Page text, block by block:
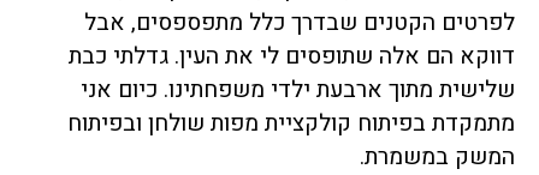
לפרטים הקטנים שבדרך כלל מתפספסים, אבל
דווקא הם אלה שתופסים לי את העין. גדלתי כבת
שלישית מתוך ארבעת ילדי משפחתינו. כיום אני
מתמקדת בפיתוח קולקציית מפות שולחן ובפיתוח
המשק במשמרת.